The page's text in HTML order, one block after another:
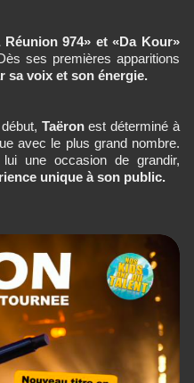
974» et «Da Kour»
ses premières apparitions
sa voix et son énergie.
Taëronest déterminé à
avec le plus grand nombre.
une occasion de grandir,
unique à son public.